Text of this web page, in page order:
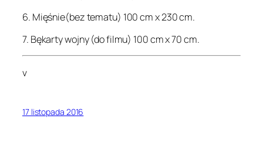
6. Mięśnie(bez tematu) 100 cm x 230 cm.
7. Bękarty wojny (do filmu) 100 cm x 70 cm.
v
17 listopada 2016